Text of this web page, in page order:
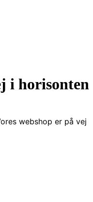
i horisonten
webshop er på vej